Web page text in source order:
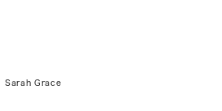
Sarah Grace